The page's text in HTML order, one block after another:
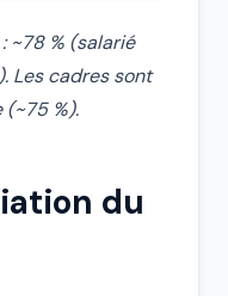
~78 % (salarié
Les cadres sont
%).
du